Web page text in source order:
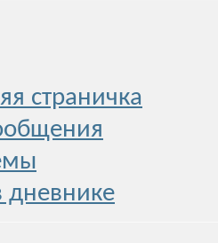
страничка
дневнике